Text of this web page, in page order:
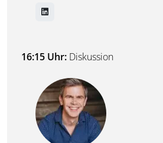
16:15 Uhr: Diskussion